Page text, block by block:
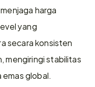
harga
yang
secara konsisten
mengiringi stabilitas
global.